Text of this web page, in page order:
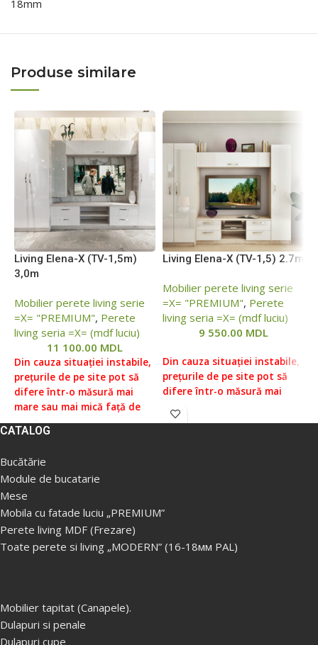
18mm
Produse similare
Living Elena-X (TV-1,5m)
3,0m
Mobilier perete living serie
=Х= "PREMIUM", Perete
living seria =X= (mdf luciu)
11 100.00 MDL
Din cauza situației instabile,
prețurile de pe site pot să
difere într-o măsură mai
mare sau mai mică față de
prețurile reale, vă rugăm să
verificați prețul la managerii
puteți contacta conform
datelor indicate în Secțiunea
„Contacte”.
Prețul fără livrare și
asamblare ( livrare gratuita
in Chisinau, Ialoveni de la
•Posibilitatea realizarii unui
perete dinsectiuni modulare
Living Elena-X (TV-1,5) 2.7m
Mobilier perete living serie
=Х= "PREMIUM", Perete
living seria =X= (mdf luciu)
9 550.00 MDL
Din cauza situației instabile,
prețurile de pe site pot să
difere într-o măsură mai
prețurile reale, vă rugăm să
in Chisinau, Ialoveni de la
CATALOG
Bucătărie
Module de bucatarie
Mese
Mobila cu fatade luciu „PREMIUM”
Perete living MDF (Frezare)
Toate perete si living „MODERN” (16-18мм PAL)
Mobilier tapitat (Canapele).
Dulapuri si penale
Dulapuri cupe